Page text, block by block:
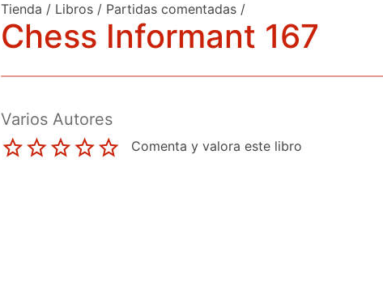
Tienda / Libros / Partidas comentadas /
Chess Informant 167
Varios Autores
Comenta y valora este libro